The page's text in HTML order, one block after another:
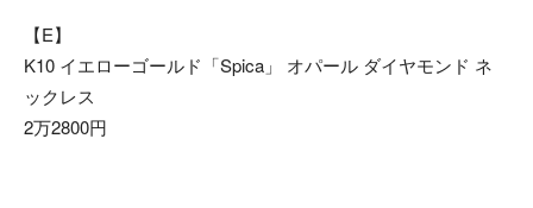
【E】
K10 イエローゴールド「Spica」 オパール ダイヤモンド ネ
ックレス
2万2800円